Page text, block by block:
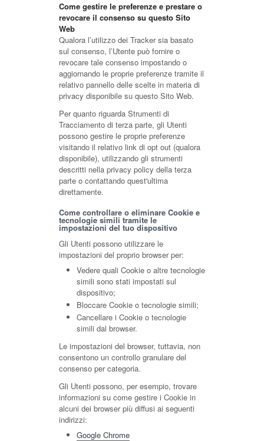
Come gestire le preferenze e prestare o
revocare il consenso su questo Sito
Web
Qualora l’utilizzo dei Tracker sia basato
sul consenso, l’Utente può fornire o
revocare tale consenso impostando o
aggiornando le proprie preferenze tramite il
relativo pannello delle scelte in materia di
privacy disponibile su questo Sito Web.
Per quanto riguarda Strumenti di
Tracciamento di terza parte, gli Utenti
possono gestire le proprie preferenze
visitando il relativo link di opt out (qualora
disponibile), utilizzando gli strumenti
descritti nella privacy policy della terza
parte o contattando quest'ultima
direttamente.
Come controllare o eliminare Cookie e
tecnologie simili tramite le
impostazioni del tuo dispositivo
Gli Utenti possono utilizzare le
impostazioni del proprio browser per:
Vedere quali Cookie o altre tecnologie
simili sono stati impostati sul
dispositivo;
Bloccare Cookie o tecnologie simili;
Cancellare i Cookie o tecnologie
simili dal browser.
Le impostazioni del browser, tuttavia, non
consentono un controllo granulare del
consenso per categoria.
Gli Utenti possono, per esempio, trovare
informazioni su come gestire i Cookie in
alcuni dei browser più diffusi ai seguenti
indirizzi:
Google Chrome